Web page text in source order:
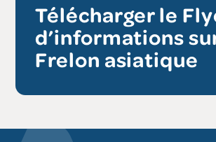
Télécharger le
d’informations
Frelon asiatique